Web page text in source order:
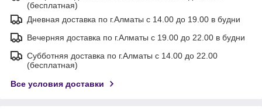
(бесплатная)
Дневная доставка по г.Алматы с 14.00 до 19.00 в будни
Вечерняя доставка по г.Алматы с 19.00 до 22.00 в будни
Субботняя доставка по г.Алматы с 14.00 до 22.00
(бесплатная)
Все условия доставки